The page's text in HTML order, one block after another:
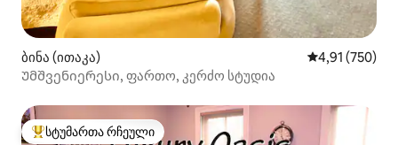
ბინა (ითაკა) საშუალო
4,91 (750)
Უმშვენიერესი, ფართო, კერძო სტუდია
სტუმართა რჩეული მოწინავე ვარიანტი
სტუმართა რჩეული